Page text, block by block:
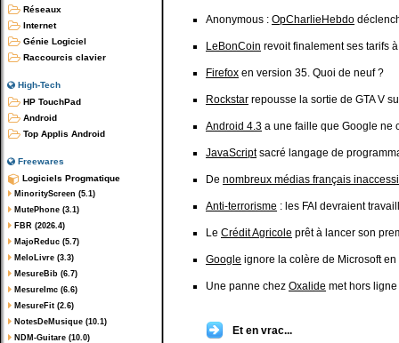
Réseaux
Internet
Génie Logiciel
Raccourcis clavier
High-Tech
HP TouchPad
Android
Top Applis Android
Freewares
Logiciels Progmatique
MinorityScreen (5.1)
MutePhone (3.1)
FBR (2026.4)
MajoReduc (5.7)
MeloLivre (3.3)
MesureBib (6.7)
MesureImc (6.6)
MesureFit (2.6)
NotesDeMusique (10.1)
NDM-Guitare (10.0)
Anonymous : OpCharlieHebdo
LeBonCoin revoit finalement ses tarifs
Firefox en version 35. Quoi de neuf ?
Rockstar repousse la sortie de GTA V
Android 4.3 a une faille que Google ne
JavaScriptsacré langage de
De nombreux médias français
Anti-terrorisme : les FAI devraient
Le Crédit Agricole prêt à lancer son
Google ignore la colère de Microsoft
Une panne chez Oxalide met hors
Et en vrac...